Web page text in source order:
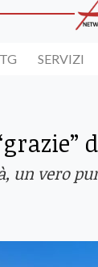
SERVIZI
un vero